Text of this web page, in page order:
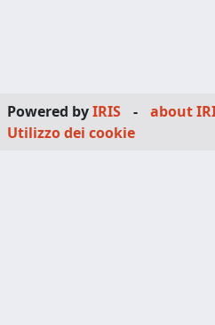
Powered byIRIS - about
Utilizzo dei cookie